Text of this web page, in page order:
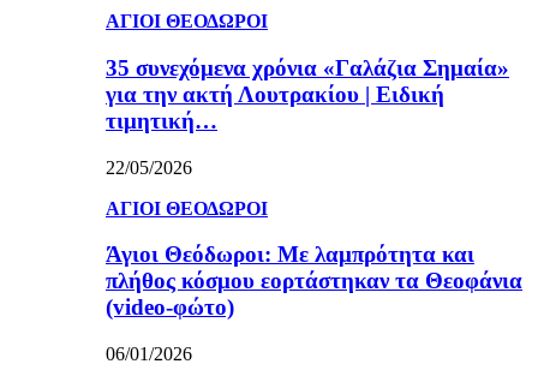
ΑΓΙΟΙ ΘΕΟΔΩΡΟΙ
35 συνεχόμενα χρόνια «Γαλάζια Σημαία»
για την ακτή Λουτρακίου | Ειδική
τιμητική…
22/05/2026
ΑΓΙΟΙ ΘΕΟΔΩΡΟΙ
Άγιοι Θεόδωροι: Με λαμπρότητα και
πλήθος κόσμου εορτάστηκαν τα Θεοφάνια
(video-φώτο)
06/01/2026